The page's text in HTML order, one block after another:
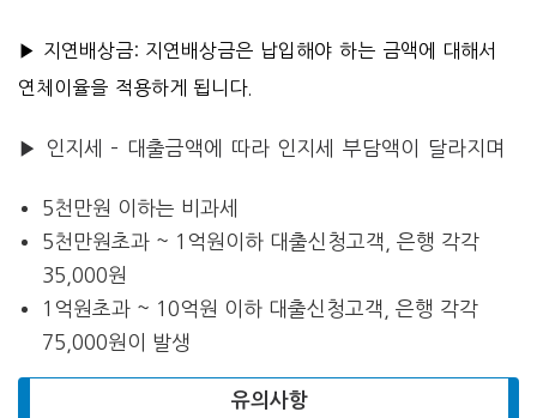
▶ 지연배상금: 지연배상금은 납입해야 하는 금액에 대해서
연체이율을 적용하게 됩니다.
▶ 인지세 – 대출금액에 따라 인지세 부담액이 달라지며
5천만원 이하는 비과세
5천만원초과 ~ 1억원이하 대출신청고객, 은행 각각
35,000원
1억원초과 ~ 10억원 이하 대출신청고객, 은행 각각
75,000원이 발생
유의사항